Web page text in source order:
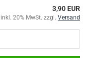
3,90 EUR
inkl. 20% MwSt. zzgl. Versand